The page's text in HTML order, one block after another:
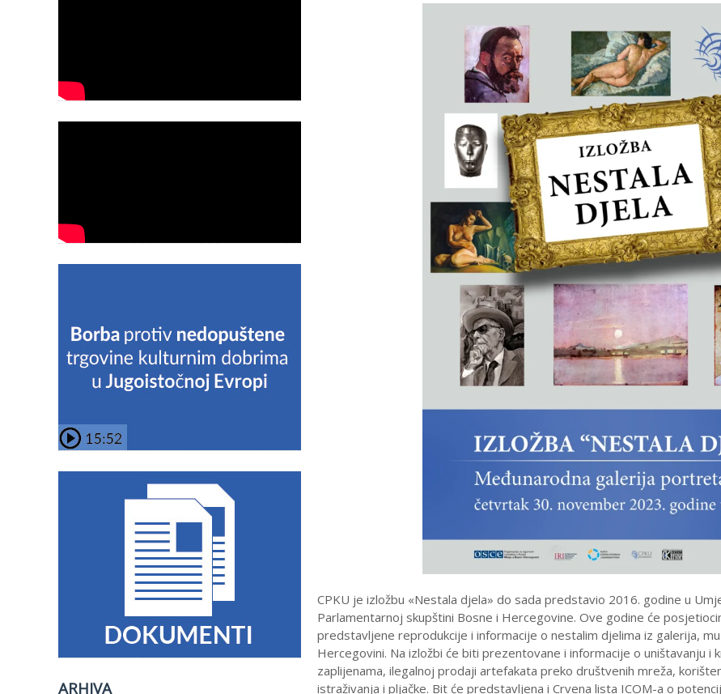
CPKU je izložbu «Nestala djela» do sada predstavio 2016. godine u
Parlamentarnoj skupštini Bosne i Hercegovine. Ove godine će
predstavljene reprodukcije i informacije o nestalim djelima iz galerija,
Hercegovini. Na izložbi će biti prezentovane i informacije o uništavanju i
zaplijenama, ilegalnoj prodaji artefakata preko društvenih mreža,
istraživanja i pljačke. Bit će predstavljena i Crvena lista ICOM-a o
ARHIVA